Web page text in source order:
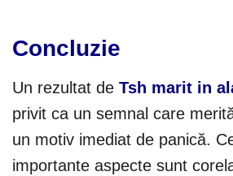
Concluzie
Un rezultat de Tsh marit in
privit ca un semnal care
un motiv imediat de panică.
importante aspecte sunt